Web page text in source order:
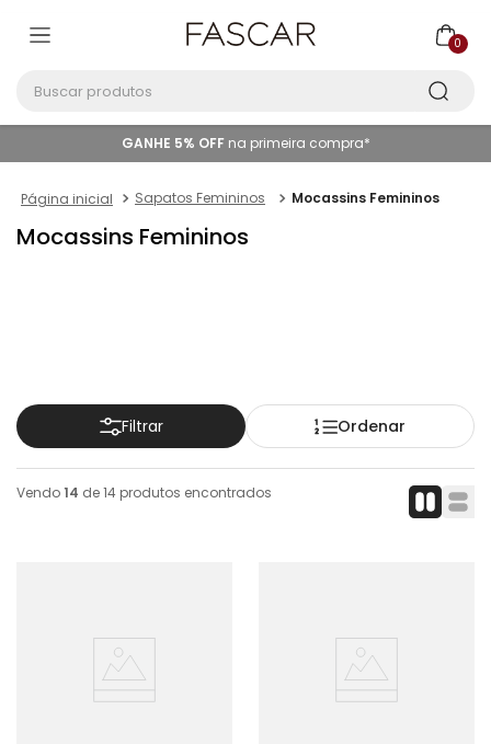
0
GANHE 5% OFFna primeira compra*
Sapatos Femininos Mocassins Femininos
Mocassins Femininos
Filtrar Ordenar
Vendo14 de14 produtos encontrados